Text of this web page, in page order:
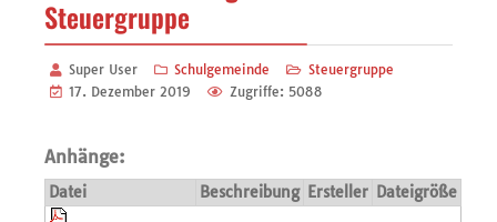
Steuergruppe
Super User Schulgemeinde
Steuergruppe
17. Dezember 2019
Zugriffe: 5088
Anhänge:
Datei Beschreibung Ersteller Dateigröße